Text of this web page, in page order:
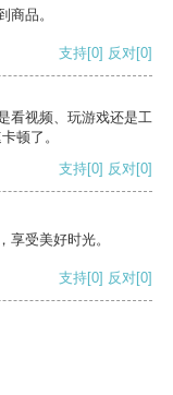
商品。
支持[0] 反对[0]
看视频、玩游戏还是工
顿了。
支持[0] 反对[0]
享受美好时光。
支持[0] 反对[0]